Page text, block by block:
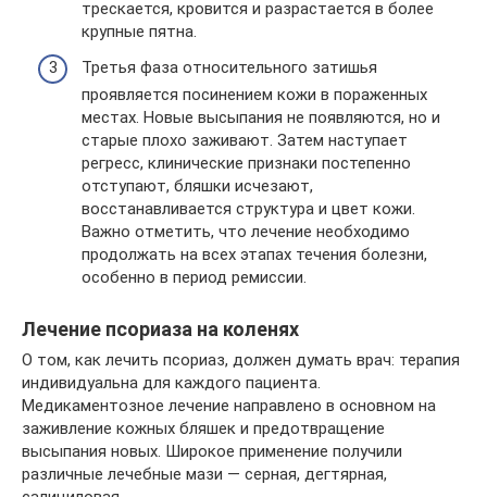
трескается, кровится и разрастается в более
крупные пятна.
Третья фаза относительного затишья
проявляется посинением кожи в пораженных
местах. Новые высыпания не появляются, но и
старые плохо заживают. Затем наступает
регресс, клинические признаки постепенно
отступают, бляшки исчезают,
восстанавливается структура и цвет кожи.
Важно отметить, что лечение необходимо
продолжать на всех этапах течения болезни,
особенно в период ремиссии.
Лечение псориаза на коленях
О том, как лечить псориаз, должен думать врач: терапия
индивидуальна для каждого пациента.
Медикаментозное лечение направлено в основном на
заживление кожных бляшек и предотвращение
высыпания новых. Широкое применение получили
различные лечебные мази — серная, дегтярная,